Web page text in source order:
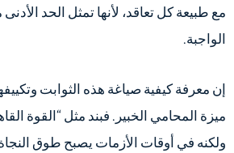
مع طبيعة كل تعاقد، لأنها تمثل الحد الأدنى
الواجبة.
إن معرفة كيفية صياغة هذه الثوابت
ميزة المحامي الخبير. فبند مثل “القوة
ولكنه في أوقات الأزمات يصبح طوق